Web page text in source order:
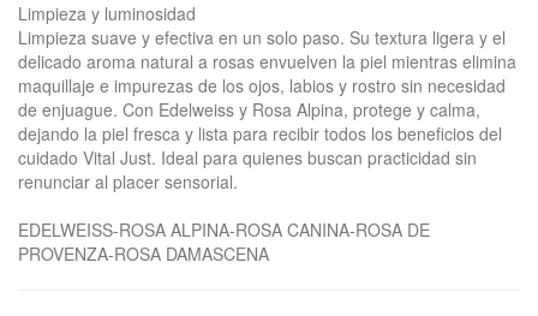
Limpieza y luminosidad
Limpieza suave y efectiva en un solo paso. Su textura ligera y el
delicado aroma natural a rosas envuelven la piel mientras elimina
maquillaje e impurezas de los ojos, labios y rostro sin necesidad
de enjuague. Con Edelweiss y Rosa Alpina, protege y calma,
dejando la piel fresca y lista para recibir todos los beneficios del
cuidado Vital Just. Ideal para quienes buscan practicidad sin
renunciar al placer sensorial.
EDELWEISS-ROSA ALPINA-ROSA CANINA-ROSA DE
PROVENZA-ROSA DAMASCENA